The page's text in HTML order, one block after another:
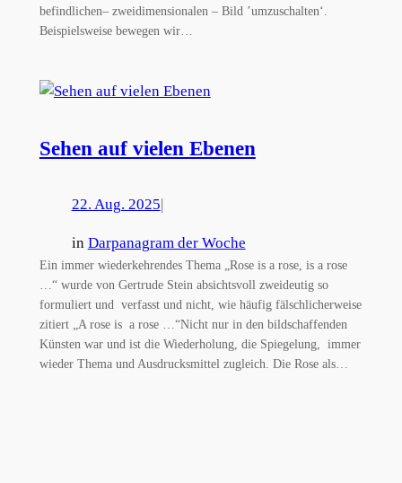
befindlichen– zweidimensionalen – Bild ’umzuschalten‘.
Beispielsweise bewegen wir…
Sehen auf vielen Ebenen
22. Aug. 2025
in Darpanagram der Woche
Ein immer wiederkehrendes Thema „Rose is a rose, is a rose
…“ wurde von Gertrude Stein absichtsvoll zweideutig so
formuliert und verfasst und nicht, wie häufig fälschlicherweise
zitiert „A rose is a rose …“Nicht nur in den bildschaffenden
Künsten war und ist die Wiederholung, die Spiegelung, immer
wieder Thema und Ausdrucksmittel zugleich. Die Rose als…